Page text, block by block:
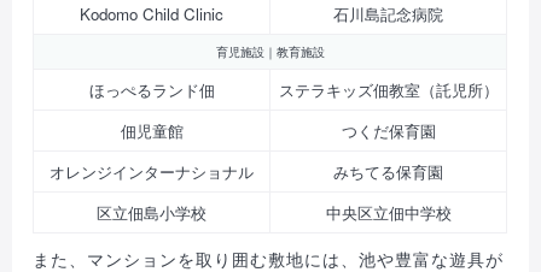
Kodomo Child Clinic
石川島記念病院
育児施設｜教育施設
ほっぺるランド佃
ステラキッズ佃教室（託児所）
佃児童館
つくだ保育園
オレンジインターナショナル
みちてる保育園
区立佃島小学校
中央区立佃中学校
また、マンションを取り囲む敷地には、池や豊富な遊具が